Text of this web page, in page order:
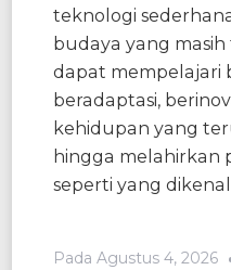
teknologi
budaya yang
dapat mempelajari
beradaptasi,
kehidupan yang
hingga melahirkan
seperti yang
Pada Agustus 4, 2026